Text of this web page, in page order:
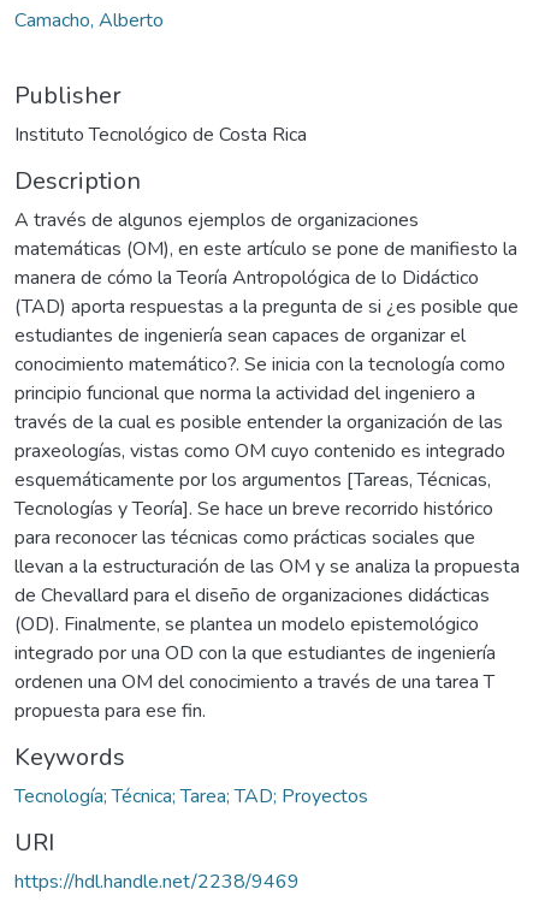
Camacho, Alberto
Publisher
Instituto Tecnológico de Costa Rica
Description
A través de algunos ejemplos de organizaciones
matemáticas (OM), en este artículo se pone de manifiesto la
manera de cómo la Teoría Antropológica de lo Didáctico
(TAD) aporta respuestas a la pregunta de si ¿es posible que
estudiantes de ingeniería sean capaces de organizar el
conocimiento matemático?. Se inicia con la tecnología como
principio funcional que norma la actividad del ingeniero a
través de la cual es posible entender la organización de las
praxeologías, vistas como OM cuyo contenido es integrado
esquemáticamente por los argumentos [Tareas, Técnicas,
Tecnologías y Teoría]. Se hace un breve recorrido histórico
para reconocer las técnicas como prácticas sociales que
llevan a la estructuración de las OM y se analiza la propuesta
de Chevallard para el diseño de organizaciones didácticas
(OD). Finalmente, se plantea un modelo epistemológico
integrado por una OD con la que estudiantes de ingeniería
ordenen una OM del conocimiento a través de una tarea T
propuesta para ese fin.
Keywords
Tecnología; Técnica; Tarea; TAD; Proyectos
URI
https://hdl.handle.net/2238/9469